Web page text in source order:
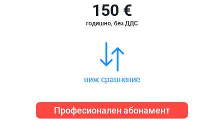
150 €
годишно, без ДДС
виж сравнение
Професионален абонамент